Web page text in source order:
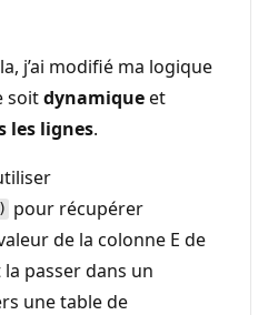
j’ai modifié ma logique
soitdynamiqueet
les lignes.
pour récupérer
de la colonne E de
passer dans un
une table de